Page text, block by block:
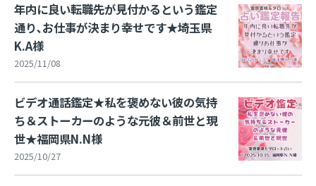
年内に良い転職先が見付かるという鑑定
通り､お仕事が決まり幸せです★埼玉県
K.A様
2025/11/08
ビデオ通話鑑定★私を褒めない彼の気持
ち＆ストーカーのような元彼＆前世と現
世★福岡県N.N様
2025/10/27